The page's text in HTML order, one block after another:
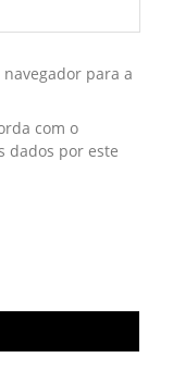
para a
com o
dados por este